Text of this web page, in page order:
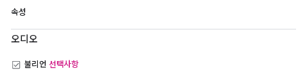
속성
오디오
불리언 선택사항